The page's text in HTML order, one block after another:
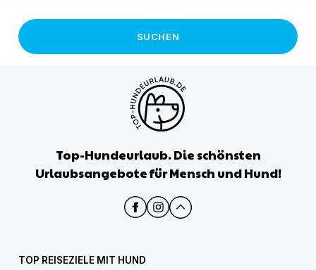
SUCHEN
Top-Hundeurlaub. Die schönsten
Urlaubsangebote für Mensch und Hund!
TOP REISEZIELE MIT HUND